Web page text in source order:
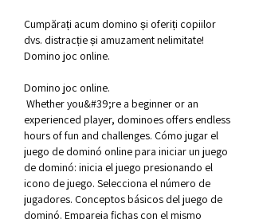
Cumpărați acum domino și oferiți copiilor
dvs. distracție și amuzament nelimitate!
Domino joc online.
Domino joc online.
experienced player, dominoes offers endless
hours of fun and challenges. Cómo jugar el
juego de dominó online para iniciar un juego
de dominó: inicia el juego presionando el
icono de juego. Selecciona el número de
jugadores. Conceptos básicos del juego de
dominó. Empareja fichas con el mismo